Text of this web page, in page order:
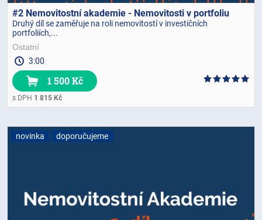
#2 Nemovitostní akademie - Nemovitosti v portfoliu
Druhý díl se zaměřuje na roli nemovitostí v investičních
portfoliích,...
Ostatní
3:00
1 500 Kč
s DPH 1 815 Kč
novinka doporučujeme